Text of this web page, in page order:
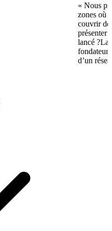
« Nous
zones où
couvrir de
présenter
lancé ?La
d’un